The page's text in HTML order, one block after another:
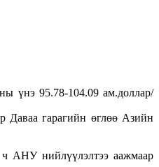
үнэ 95.78-104.09 ам.доллар/
Даваа гарагийн өглөө Азийн
ч АНУ нийлүүлэлтээ аажмаар